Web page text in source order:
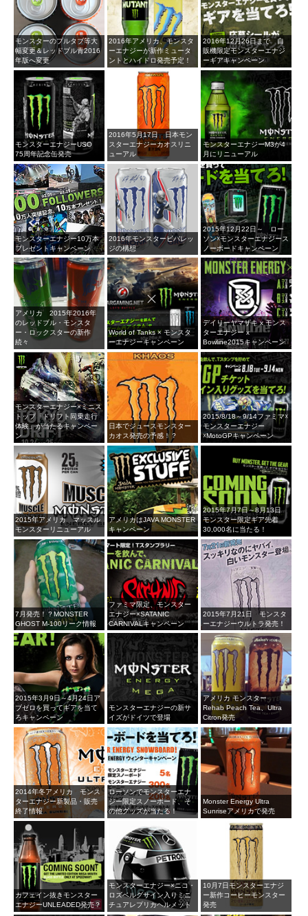
モンスターのプルタブ等大
幅変更＆レッドブル青2016
年版へ変更
2016年アメリカ、モンスタ
ーエナジーが新作ミュータ
ントとハイドロ発売予定！
2016年12月26日まで 自
販機限定モンスターエナジ
ーギアキャンペーン
モンスターエナジーUSO
75周年記念缶発売
2016年5月17日 日本モン
スターエナジーカオスリニ
ューアル
モンスターエナジーM3が4
月にリニューアル
モンスターエナジー10万本
プレゼントキャンペーン
2016年モンスタービバレッ
ジの構想
2015年12月22日～ ロー
ソン☓モンスターエナジース
ノーボードキャンペーン
アメリカ 2015年2016年
のレッドブル・モンスタ
ー・ロックスターの新作
続々
World of Tanks × モンスタ
ーエナジーキャンペーン
デイリーヤマザキ x モンス
ターエナジー x
Bowline2015キャンペーン
モンスターエナジー×ミニス
トップ「ドリフト同乗走行
体験」が当たるキャンペー
ン
日本でジュースモンスター
カオス発売の予感！？
2015/8/18～9/14ファミマ☓
モンスターエナジー
☓MotoGPキャンペーン
2015年アメリカ マッスル
モンスターリニューアル
アメリカはJAVA MONSTER
キャンペーン
2015年7月7日～8月13日
モンスター限定ギア先着
30,000名に当たる！
7月発売！？MONSTER
GHOST M-100リーク情報
ファミマ限定、モンスター
エナジー×SATANIC
CARNIVALキャンペーン
2015年7月21日 モンスタ
ーエナジーウルトラ発売！
2015年3月9日～4月24日ア
ブゼロを買ってギアを当て
ろキャンペーン
モンスターエナジーの新サ
イズがドイツで登場
アメリカ モンスター
Rehab Peach Tea、Ultra
Citron発売
2014年冬アメリカ モンス
ターエナジー新製品・販売
終了情報
ローソンでモンスターエナ
ジー限定スノーボード、そ
の他グッズが当たる！
Monster Energy Ultra
Sunriseアメリカで発売
カフェイン抜きモンスター
エナジーUNLEADED発売？
モンスターエナジー×ニコ・
ロズベルグサイン入りミニ
チュアレプリカヘルメット
10月7日モンスターエナジ
ー新作コーヒーモンスター
発売